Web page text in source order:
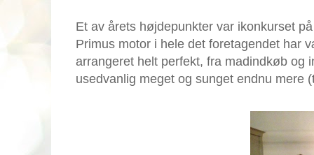
Et av årets højdepunkter var ikonkurset
Primus motor i hele det foretagendet har
arrangeret helt perfekt, fra madindkøb og
usedvanlig meget og sunget endnu mere